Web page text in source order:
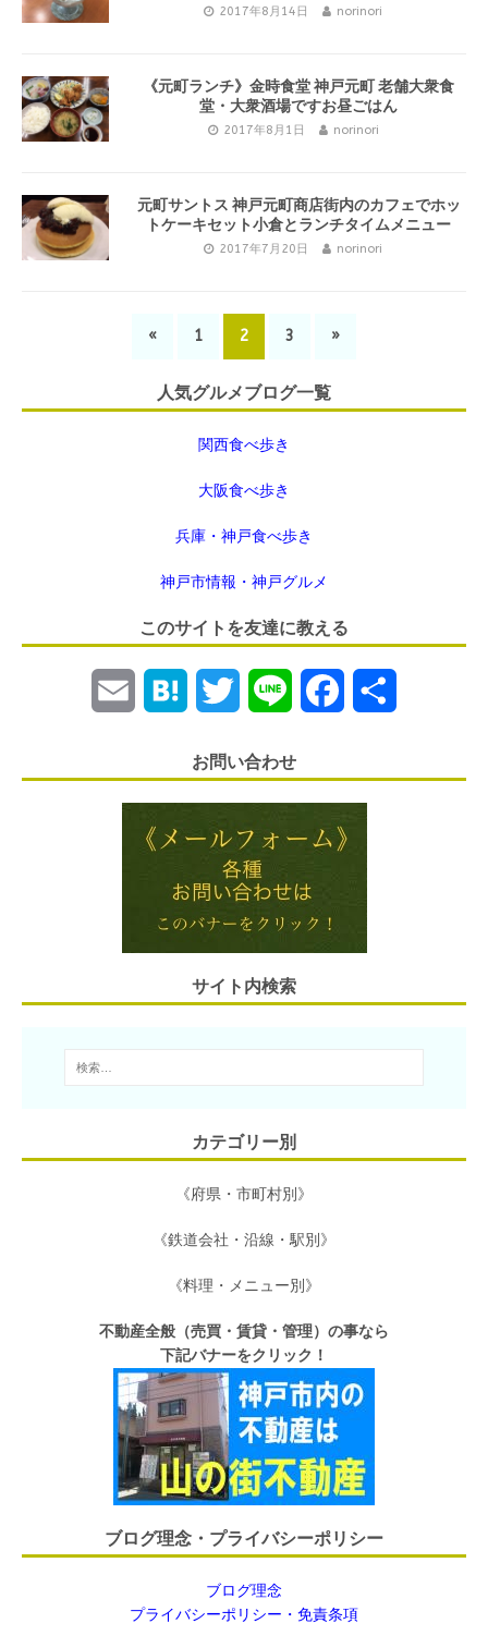
2017年8月14日 norinori
《元町ランチ》金時食堂 神戸元町 老舗大衆食
堂・大衆酒場ですお昼ごはん
2017年8月1日 norinori
元町サントス 神戸元町商店街内のカフェでホッ
トケーキセット小倉とランチタイムメニュー
2017年7月20日 norinori
« 1 2 3 »
人気グルメブログ一覧
関西食べ歩き
大阪食べ歩き
兵庫・神戸食べ歩き
神戸市情報・神戸グルメ
このサイトを友達に教える
a t
a
i
t
e
r
n c
o
お問い合わせ
サイト内検索
カテゴリー別
《府県・市町村別》
《鉄道会社・沿線・駅別》
《料理・メニュー別》
不動産全般（売買・賃貸・管理）の事なら
下記バナーをクリック！
ブログ理念・プライバシーポリシー
ブログ理念
プライバシーポリシー・免責条項